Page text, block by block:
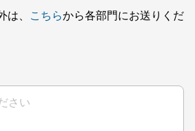
は、
こちらから各部門にお送りくだ